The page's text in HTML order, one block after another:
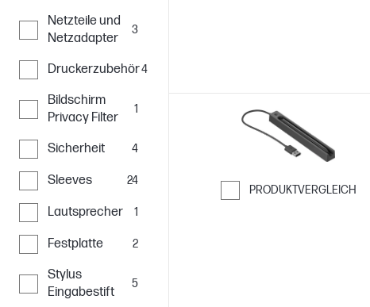
Netzteile und
Netzadapter
3
Druckerzubehör4
Bildschirm
Privacy Filter
1
Sicherheit 4
Sleeves 24
Lautsprecher 1
Festplatte 2
Stylus
Eingabestift
5
PRODUKTVERGLEICH